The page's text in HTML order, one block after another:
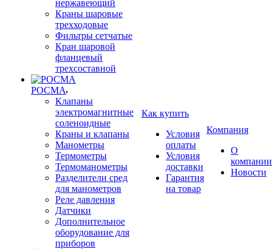
нержавеющий
Краны шаровые
трехходовые
Фильтры сетчатые
Кран шаровой
фланцевый
трехсоставной
РОСМА
Клапаны
электромагнитные
соленоидные
Краны и клапаны
Манометры
Термометры
Термоманометры
Разделители сред
для манометров
Реле давления
Датчики
Дополнительное
оборудование для
приборов
Как купить
Условия
оплаты
Условия
доставки
Гарантия
на товар
Компания
О
компании
Новости